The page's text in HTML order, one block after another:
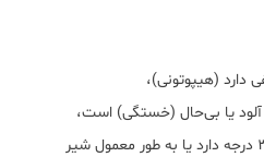
(هیپوتونی)،
یا بی‌حال (خستگی) است،
اگر کودک شما تب بیش از 38 درجه دارد یا به طور معمول شیر